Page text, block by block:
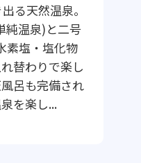
る天然温泉。
純温泉)と二号
素塩・塩化物
替わりで楽し
呂も完備され
を楽し...